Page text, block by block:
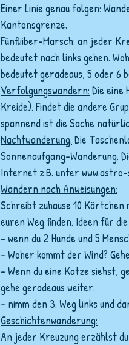
Einer Linie genau folgen:
Kantonsgrenze.
Fünfliiber-Marsch: an jeder
bedeutet nach links gehen.
bedeutet geradeaus, 5 oder 6
Verfolgungswandern: Die
Kreide). Findet die andere
spannend ist die Sache
Nachtwanderung. Die
Sonnenaufgang-Wanderung.
Internet z.B. unter
Wandern nach Anweisungen:
Schreibt zuhause 10 Kärtchen
euren Weg finden. Ideen für
- wenn du 2 Hunde und 5
- Woher kommt der Wind?
- Wenn du eine Katze siehst,
gehe geradeaus weiter.
- nimm den 3. Weg links und
Geschichtenwanderung:
An jeder Kreuzung erzählst